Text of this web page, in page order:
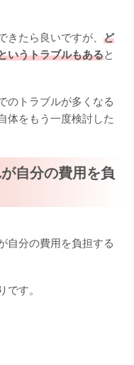
きたら良いですが、 ど
いうトラブルもあると
のトラブルが多くなる
体をもう一度検討した
自分の費用を負
自分の費用を負担する
です。